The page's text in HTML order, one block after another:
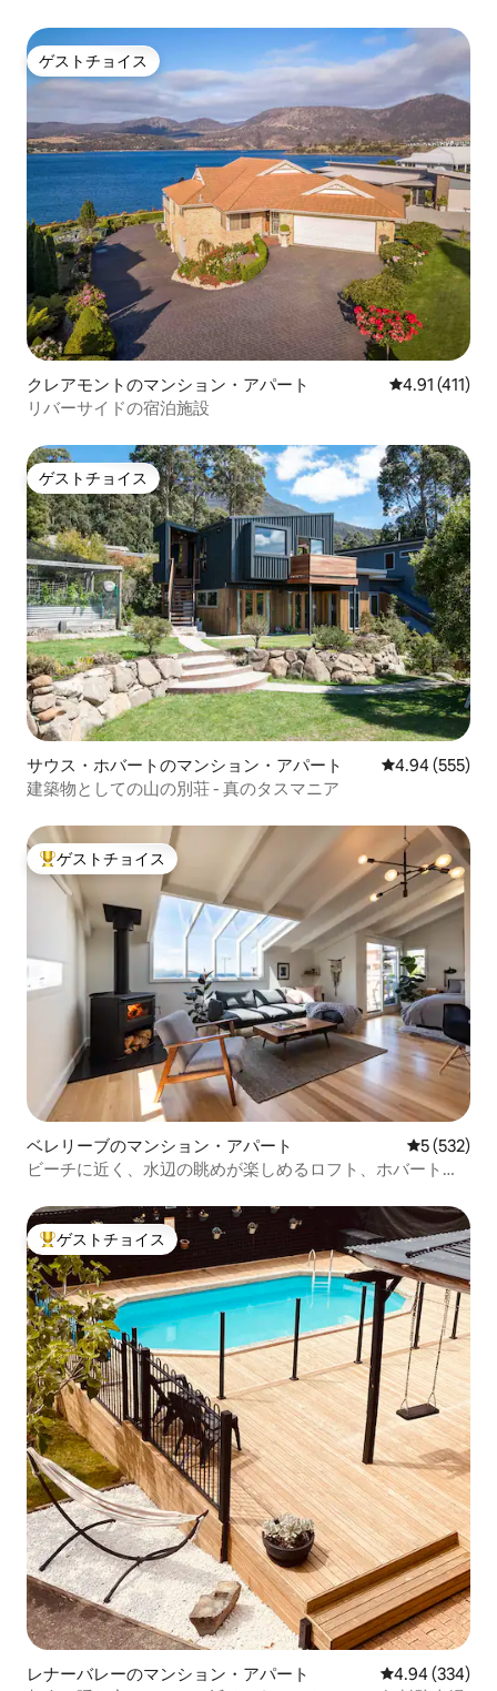
ゲストチョイス
ゲストチョイス
クレアモントのマンション・アパート レビュー411
4.91 (411)
リバーサイドの宿泊施設
ゲストチョイス
ゲストチョイス
サウス・ホバートのマンション・アパート レビュー555
4.94 (555)
建築物としての山の別荘 - 真のタスマニア
大好評のゲストチョイスです。
ゲストチョイス
ベレリーブのマンション・アパート レビュー
5 (532)
ビーチに近く、水辺の眺めが楽しめるロフト、ホバートま
大好評のゲストチョイスです。
ゲストチョイス
レナーバレーのマンション・アパート レビュー334
4.94 (334)